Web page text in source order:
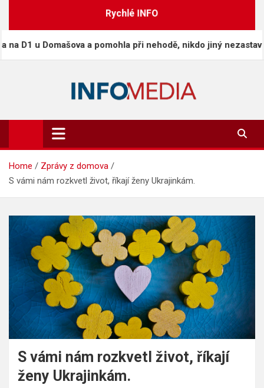
Rychlé INFO
Domašova a pomohla při nehodě, nikdo jiný nezastavil
Info-Media.cz
Zprávy, media a souvislosti dneška
Home
Zprávy z domova
S vámi nám rozkvetl život, říkají ženy Ukrajinkám.
S vámi nám rozkvetl život, říkají
ženy Ukrajinkám.